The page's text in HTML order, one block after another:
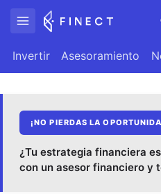
Invertir Asesoramiento
¡NO PIERDAS LA
¿Tu estrategia financiera
con un asesor financiero y